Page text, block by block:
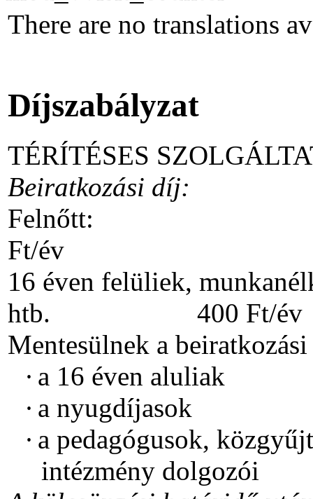
There are no translations
Díjszabályzat
TÉRÍTÉSES
Beiratkozási díj:
Ft/év
16 éven felüliek,
htb. 400 Ft/év
Mentesülnek a
· a 16 éven aluliak
· a nyugdíjasok
· a pedagógusok,
intézmény dolgozói